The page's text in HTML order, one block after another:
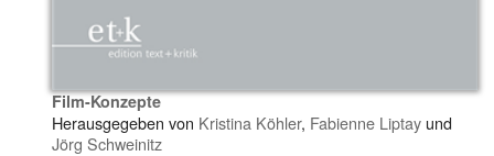
Film-Konzepte
Herausgegeben von Kristina Köhler, Fabienne Liptay und
Jörg Schweinitz